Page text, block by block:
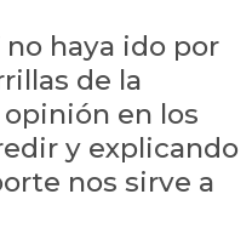
haya ido por
de la
en los
y explicando
nos sirve a